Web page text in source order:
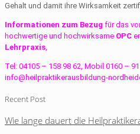
Gehalt und damit ihre Wirksamkeit
Informationen zum Bezug für das
hochwertige und hochwirksame OPC
Lehrpraxis,
Tel: 04105 – 158 98 62, Mobil 0160 –
info@heilpraktikerausbildung-
Recent Post
Wie lange dauert die